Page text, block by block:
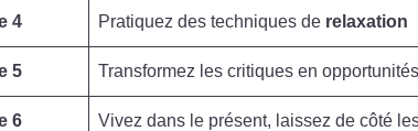
4 Pratiquez des techniques de relaxation
5 Transformez les critiques en
6 Vivez dans le présent, laissez de côté